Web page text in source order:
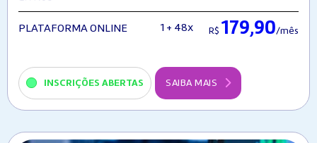
PLATAFORMA ONLINE 1 + 48x R$ 179,90/mês
INSCRIÇÕES ABERTAS SAIBA MAIS